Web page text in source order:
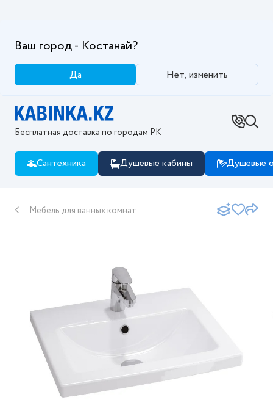
Ваш город - Костанай?
Да Нет, изменить
Бесплатная доставка по городам РК
Сантехника Душевые кабины Душевые
Мебель для ванных комнат